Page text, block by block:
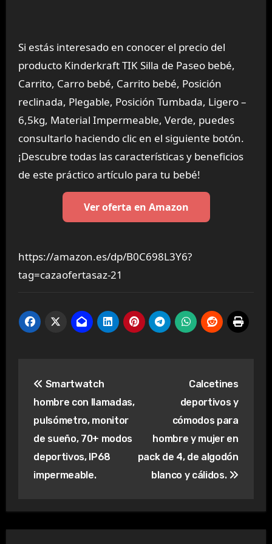
Si estás interesado en conocer el precio del
producto Kinderkraft TIK Silla de Paseo bebé,
Carrito, Carro bebé, Carrito bebé, Posición
reclinada, Plegable, Posición Tumbada, Ligero –
6,5kg, Material Impermeable, Verde, puedes
consultarlo haciendo clic en el siguiente botón.
¡Descubre todas las características y beneficios
de este práctico artículo para tu bebé!
Ver oferta en Amazon
https://amazon.es/dp/B0C698L3Y6?
tag=cazaofertasaz-21
de
entradas
Smartwatch
hombre con llamadas,
pulsómetro, monitor
de sueño, 70+ modos
deportivos, IP68
impermeable.
Calcetines
deportivos y
cómodos para
hombre y mujer en
pack de 4, de algodón
blanco y cálidos.